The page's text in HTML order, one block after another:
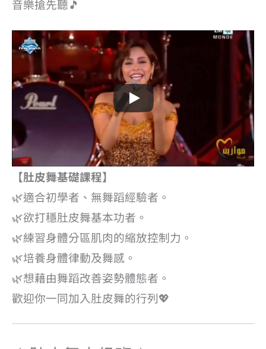
音樂搶先聽🎵
【肚皮舞基礎課程】
🌿適合初學者、無舞蹈經驗者。
🌿欲打穩肚皮舞基本功者。
🌿練習身體分區肌肉的縮放控制力。
🌿培養身體律動及舞感。
🌿想藉由舞蹈改善姿勢體態者。
歡迎你一同加入肚皮舞的行列💖